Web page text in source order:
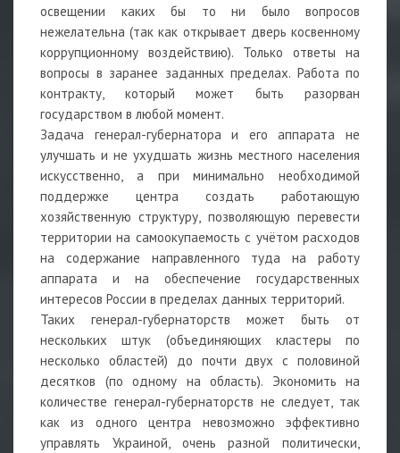
освещении каких бы то ни было вопросов
нежелательна (так как открывает дверь косвенному
коррупционному воздействию). Только ответы на
вопросы в заранее заданных пределах. Работа по
контракту, который может быть разорван
государством в любой момент.
Задача генерал-губернатора и его аппарата не
улучшать и не ухудшать жизнь местного населения
искусственно, а при минимально необходимой
поддержке центра создать работающую
хозяйственную структуру, позволяющую перевести
территории на самоокупаемость с учётом расходов
на содержание направленного туда на работу
аппарата и на обеспечение государственных
интересов России в пределах данных территорий.
Таких генерал-губернаторств может быть от
нескольких штук (объединяющих кластеры по
несколько областей) до почти двух с половиной
десятков (по одному на область). Экономить на
количестве генерал-губернаторств не следует, так
как из одного центра невозможно эффективно
управлять Украиной, очень разной политически,